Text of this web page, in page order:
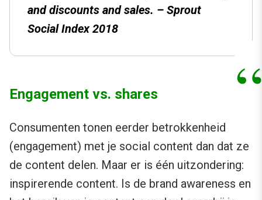
and discounts and sales. – Sprout
Social Index 2018
Engagement vs. shares
Consumenten tonen eerder betrokkenheid
(engagement) met je social content dan dat ze
de content delen. Maar er is één uitzondering:
inspirerende content. Is de brand awareness en